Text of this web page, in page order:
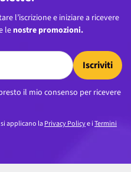
l’iscrizione e iniziare a ricevere
le nostre promozioni.
Iscriviti
il mio consenso per ricevere
applicano laPrivacy Policye iTermini